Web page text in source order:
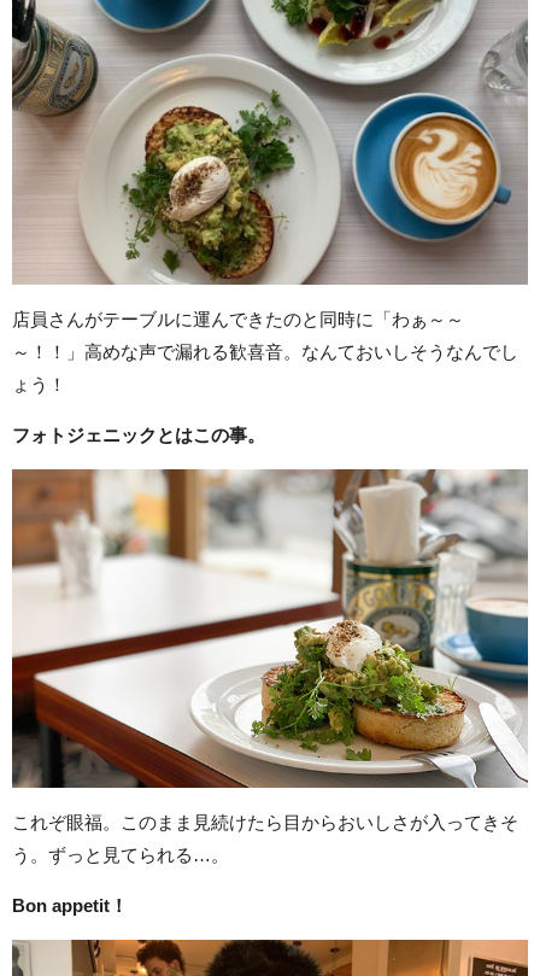
店員さんがテーブルに運んできたのと同時に「わぁ～～
～！！」高めな声で漏れる歓喜音。なんておいしそうなんでし
ょう！
フォトジェニックとはこの事。
これぞ眼福。このまま見続けたら目からおいしさが入ってきそ
う。ずっと見てられる…。
Bon appetit！